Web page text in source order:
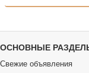
ОСНОВНЫЕ
Свежие объявления